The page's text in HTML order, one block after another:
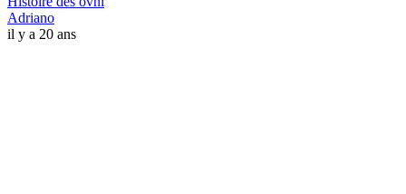
Adriano
il y a 20 ans